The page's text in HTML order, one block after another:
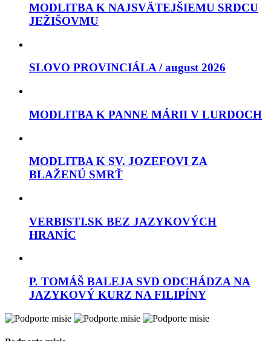
MODLITBA K NAJSVÄTEJŠIEMU SRDCU
JEŽIŠOVMU
SLOVO PROVINCIÁLA / august 2026
MODLITBA K PANNE MÁRII V LURDOCH
MODLITBA K SV. JOZEFOVI ZA
BLAŽENÚ SMRŤ
VERBISTI.SK BEZ JAZYKOVÝCH
HRANÍC
P. TOMÁŠ BALEJA SVD ODCHÁDZA NA
JAZYKOVÝ KURZ NA FILIPÍNY